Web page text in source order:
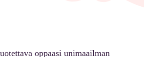
oppaasi unimaailman